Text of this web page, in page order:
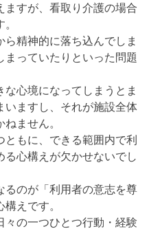
ますが、看取り介護の場合
精神的に落ち込んでしま
まっていたりといった問題
心境になってしまうとま
いますし、それが施設全体
ません。
ともに、できる範囲内で利
心構えが欠かせないでし
るのが「利用者の意志を尊
えです。
の一つひとつ行動・経験